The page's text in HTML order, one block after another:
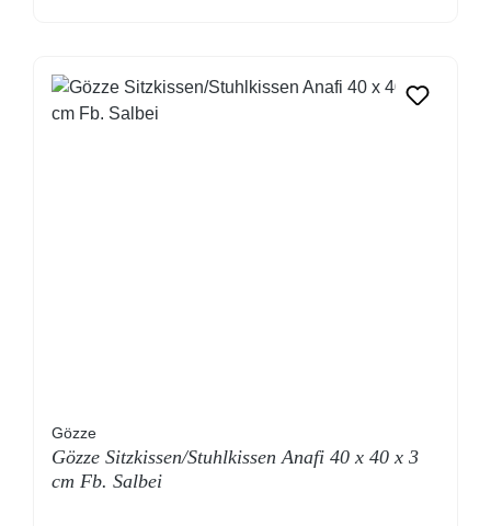
Gözze
Gözze Sitzkissen/Stuhlkissen Anafi 40 x 40 x 3
cm Fb. Salbei